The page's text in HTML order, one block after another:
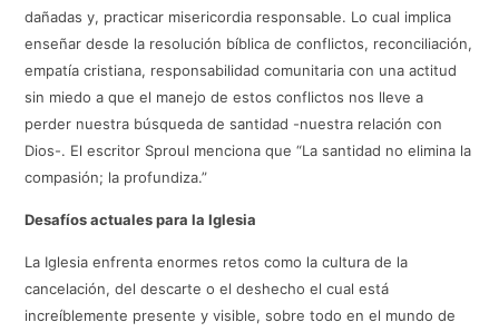
dañadas y, practicar misericordia responsable. Lo cual implica
enseñar desde la resolución bíblica de conflictos, reconciliación,
empatía cristiana, responsabilidad comunitaria con una actitud
sin miedo a que el manejo de estos conflictos nos lleve a
perder nuestra búsqueda de santidad -nuestra relación con
Dios-. El escritor Sproul menciona que “La santidad no elimina la
compasión; la profundiza.”
Desafíos actuales para la Iglesia
La Iglesia enfrenta enormes retos como la cultura de la
cancelación, del descarte o el deshecho el cual está
increíblemente presente y visible, sobre todo en el mundo de